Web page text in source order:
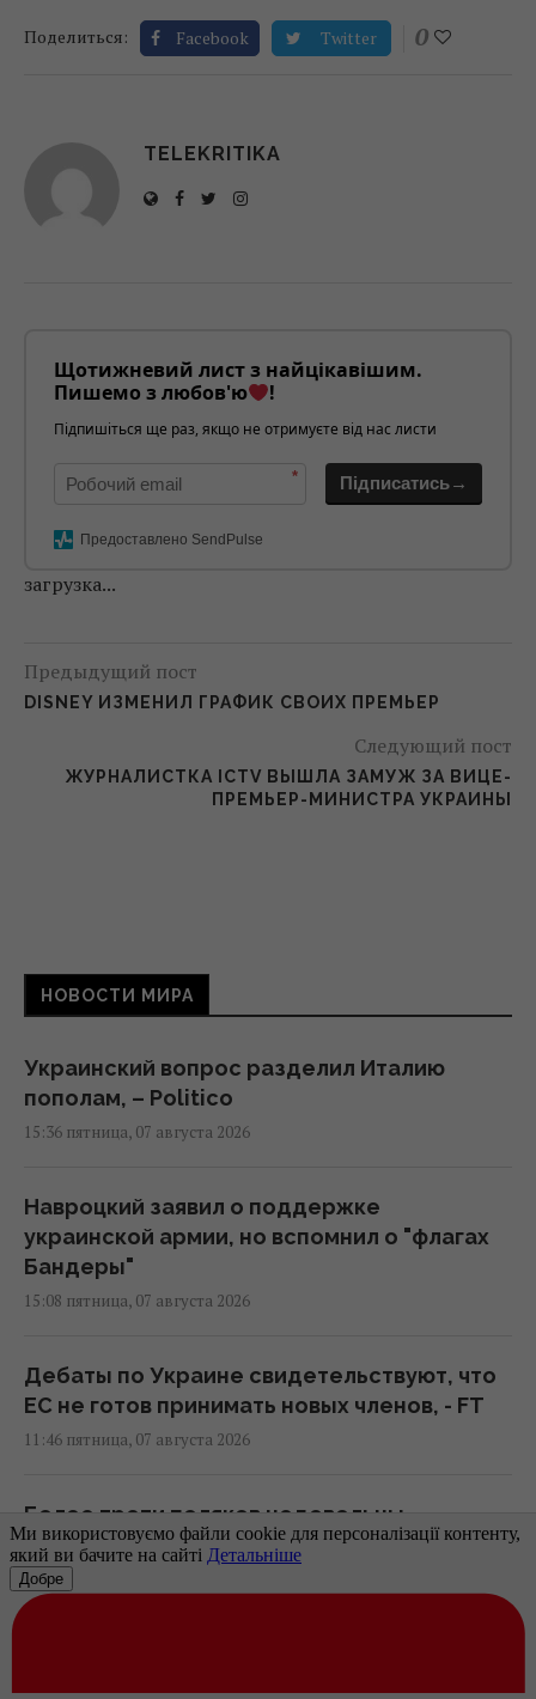
Поделиться: Facebook Twitter 0
TELEKRITIKA
Щотижневий лист з найцікавішим.
Пишемо з любов'ю
!
Підпишіться ще раз, якщо не отримуєте від нас листи
* Підписатись→
Предоставлено SendPulse
загрузка...
Предыдущий пост
DISNEY ИЗМЕНИЛ ГРАФИК СВОИХ ПРЕМЬЕР
Следующий пост
ЖУРНАЛИСТКА ICTV ВЫШЛА ЗАМУЖ ЗА ВИЦЕ-
ПРЕМЬЕР-МИНИСТРА УКРАИНЫ
НОВОСТИ МИРА
Украинский вопрос разделил Италию
пополам, – Politico
15:36 пятница, 07 августа 2026
Навроцкий заявил о поддержке
украинской армии, но вспомнил о "флагах
Бандеры"
15:08 пятница, 07 августа 2026
Дебаты по Украине свидетельствуют, что
ЕС не готов принимать новых членов, - FT
11:46 пятница, 07 августа 2026
Более трети поляков недовольны
реакцией властей на инцидент с
российской ракетой, – опрос
11:39 пятница, 07 августа 2026